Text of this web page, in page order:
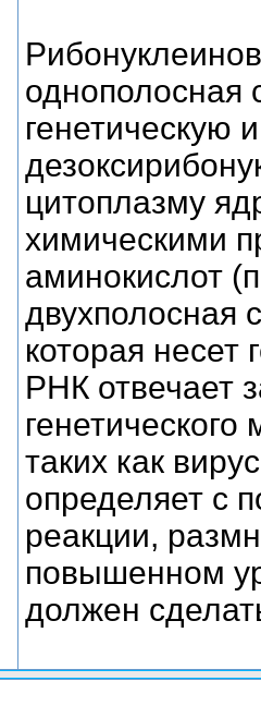
однополосная
генетическую
цитоплазму
химическими
аминокислот
двухполосная
которая несет
РНК отвечает
таких как
определяет с
реакции,
повышенном
должен